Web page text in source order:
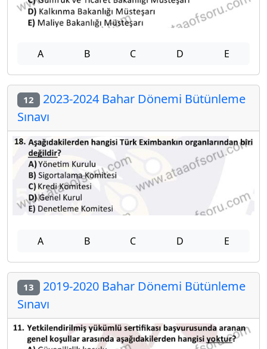
A B C D E
12 2023-2024 Bahar Dönemi Bütünleme
Sınavı
A B C D E
13 2019-2020 Bahar Dönemi Bütünleme
Sınavı